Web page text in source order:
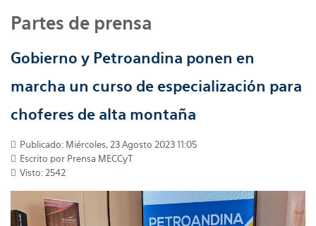
Partes de prensa
Gobierno y Petroandina ponen en
marcha un curso de especialización para
choferes de alta montaña
Publicado: Miércoles, 23 Agosto 2023 11:05
Escrito por Prensa MECCyT
Visto: 2542